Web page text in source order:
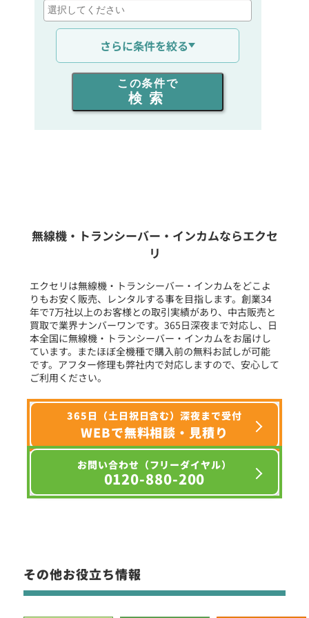
通信距離を選ぶ
出力を選ぶ
同時通話人数を選ぶ
フリーワード入力(製品名等)
選択条件をリセット
さらに条件を絞る
この条件で
検索
無線機・トランシーバー・インカムならエクセ
リ
エクセリは無線機・トランシーバー・インカムをどこよ
りもお安く販売、レンタルする事を目指します。創業34
年で7万社以上のお客様との取引実績があり、中古販売と
買取で業界ナンバーワンです。365日深夜まで対応し、日
本全国に無線機・トランシーバー・インカムをお届けし
ています。またほぼ全機種で購入前の無料お試しが可能
です。アフター修理も弊社内で対応しますので、安心して
ご利用ください。
365日（土日祝日含む）深夜まで受付
WEBで無料相談・見積り
お問い合わせ（フリーダイヤル）
0120-880-200
その他お役立ち情報